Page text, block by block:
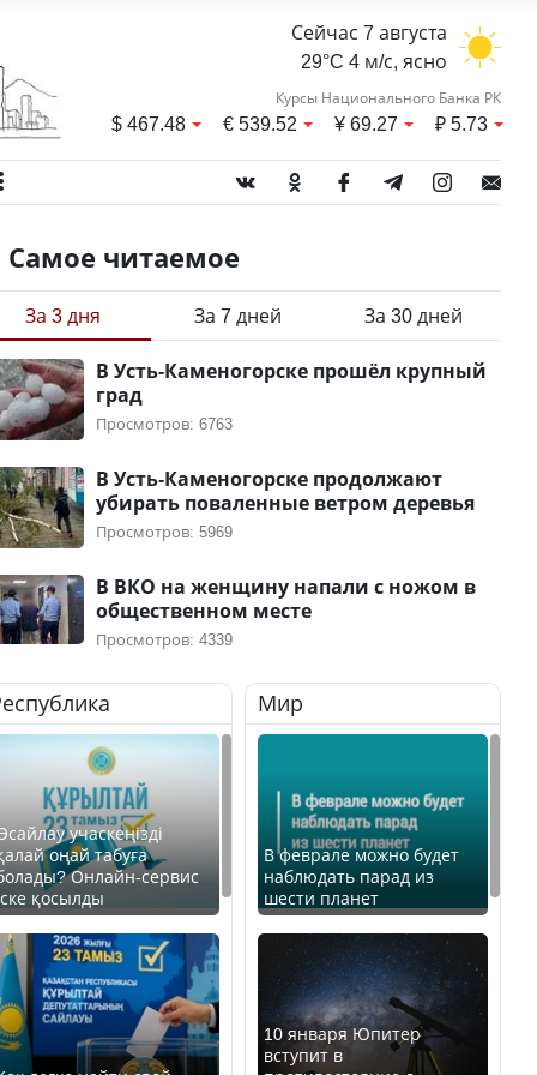
Сейчас 7 августа
29°C 4 м/с, ясно
Курсы Национального Банка РК
$467.48 €539.52 ¥69.27 ₽5.73
Самое читаемое
За 3 дня За 7 дней За 30 дней
В Усть-Каменогорске прошёл крупный
град
Просмотров: 6763
В Усть-Каменогорске продолжают
убирать поваленные ветром деревья
Просмотров: 5969
В ВКО на женщину напали с ножом в
общественном месте
Просмотров: 4339
учаскеңізді
оңай табуға
Онлайн-сервис
қосылды
Мир
В феврале можно будет
наблюдать парад из
шести планет
10 января Юпитер
вступит в